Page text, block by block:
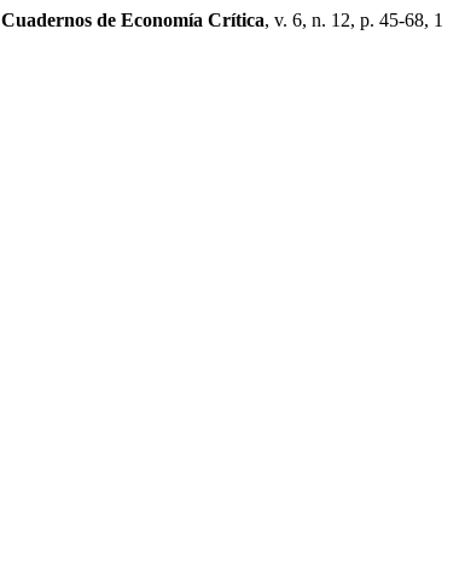
Cuadernos de Economía Crítica, v. 6, n. 12, p. 45-68, 1